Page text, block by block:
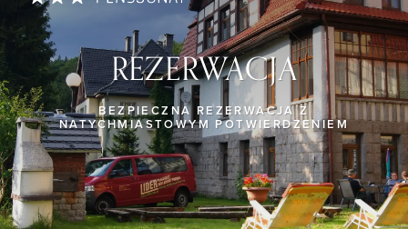
REZERWACJA
BEZPIECZNA REZERWACJA Z
NATYCHMIASTOWYM POTWIERDZENIEM